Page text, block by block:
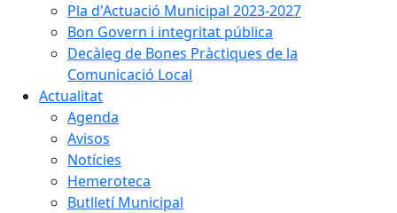
Pla d'Actuació Municipal 2023-2027
Bon Govern i integritat pública
Decàleg de Bones Pràctiques de la
Comunicació Local
Actualitat
Agenda
Avisos
Notícies
Hemeroteca
Butlletí Municipal